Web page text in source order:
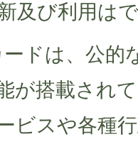
及び利用は
ドは、公的
が搭載され
ビスや各種